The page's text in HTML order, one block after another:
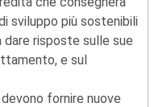
sviluppo più sostenibili
dare risposte sulle sue
e sul
fornire nuove